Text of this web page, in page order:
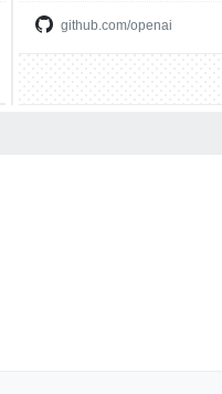
github.com/openai